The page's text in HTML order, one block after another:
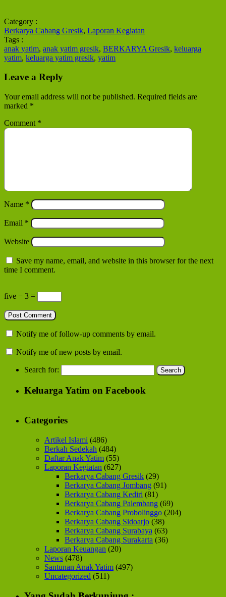
Category :
Berkarya Cabang Gresik, Laporan Kegiatan
Tags :
anak yatim, anak yatim gresik, BERKARYA Gresik, keluarga
yatim, keluarga yatim gresik, yatim
Leave a Reply
Your email address will not be published. Required fields are
marked *
Comment *
Name *
Email *
Website
Save my name, email, and website in this browser for the next
time I comment.
five − 3 =
Notify me of follow-up comments by email.
Notify me of new posts by email.
Search for:
Keluarga Yatim on Facebook
Categories
Artikel Islami (486)
Berkah Sedekah (484)
Daftar Anak Yatim (55)
Laporan Kegiatan (627)
Berkarya Cabang Gresik (29)
Berkarya Cabang Jombang (91)
Berkarya Cabang Kediri (81)
Berkarya Cabang Palembang (69)
Berkarya Cabang Probolinggo (204)
Berkarya Cabang Sidoarjo (38)
Berkarya Cabang Surabaya (63)
Berkarya Cabang Surakarta (36)
Laporan Keuangan (20)
News (478)
Santunan Anak Yatim (497)
Uncategorized (511)